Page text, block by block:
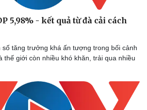
5,98% - kết quả từ đà cải cách
số tăng trưởng khá ấn tượng trong bối cảnh
thế giới còn nhiều khó khăn, trải qua nhiều